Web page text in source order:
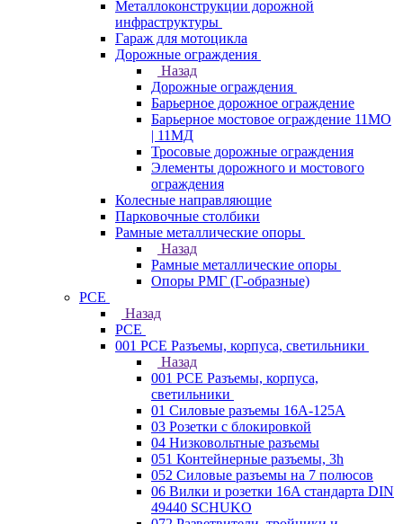
Металлоконструкции дорожной
инфраструктуры
Гараж для мотоцикла
Дорожные ограждения
Назад
Дорожные ограждения
Барьерное дорожное ограждение
Барьерное мостовое ограждение 11МО
| 11МД
Тросовые дорожные ограждения
Элементы дорожного и мостового
ограждения
Колесные направляющие
Парковочные столбики
Рамные металлические опоры
Назад
Рамные металлические опоры
Опоры РМГ (Г-образные)
PCE
Назад
PCE
001 PCE Разъемы, корпуса, светильники
Назад
001 PCE Разъемы, корпуса,
светильники
01 Силовые разъемы 16А-125А
03 Розетки с блокировкой
04 Низковольтные разъемы
051 Контейнерные разъемы, 3h
052 Силовые разъемы на 7 полюсов
06 Вилки и розетки 16A стандарта DIN
49440 SCHUKO